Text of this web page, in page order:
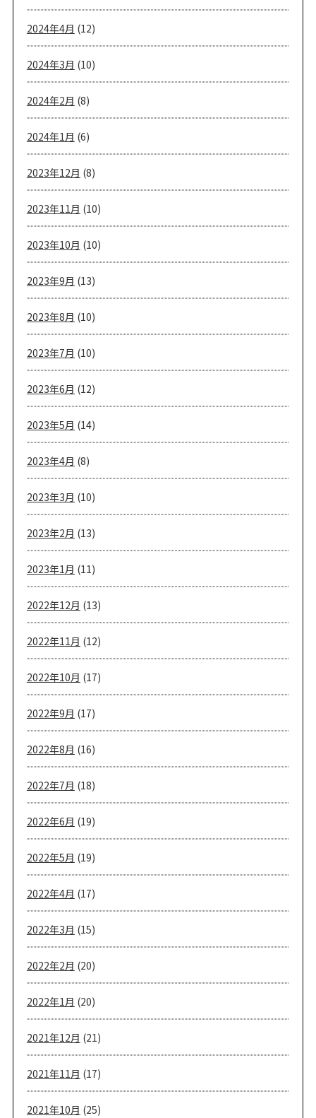
2024年4月 (12)
2024年3月 (10)
2024年2月 (8)
2024年1月 (6)
2023年12月 (8)
2023年11月 (10)
2023年10月 (10)
2023年9月 (13)
2023年8月 (10)
2023年7月 (10)
2023年6月 (12)
2023年5月 (14)
2023年4月 (8)
2023年3月 (10)
2023年2月 (13)
2023年1月 (11)
2022年12月 (13)
2022年11月 (12)
2022年10月 (17)
2022年9月 (17)
2022年8月 (16)
2022年7月 (18)
2022年6月 (19)
2022年5月 (19)
2022年4月 (17)
2022年3月 (15)
2022年2月 (20)
2022年1月 (20)
2021年12月 (21)
2021年11月 (17)
2021年10月 (25)